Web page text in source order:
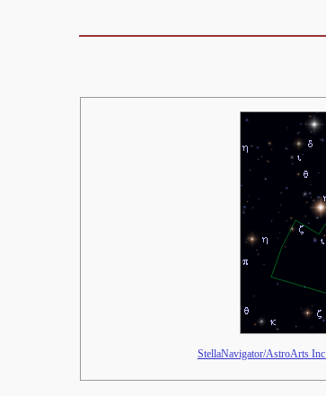
StellaNavigator/AstroArts Inc.